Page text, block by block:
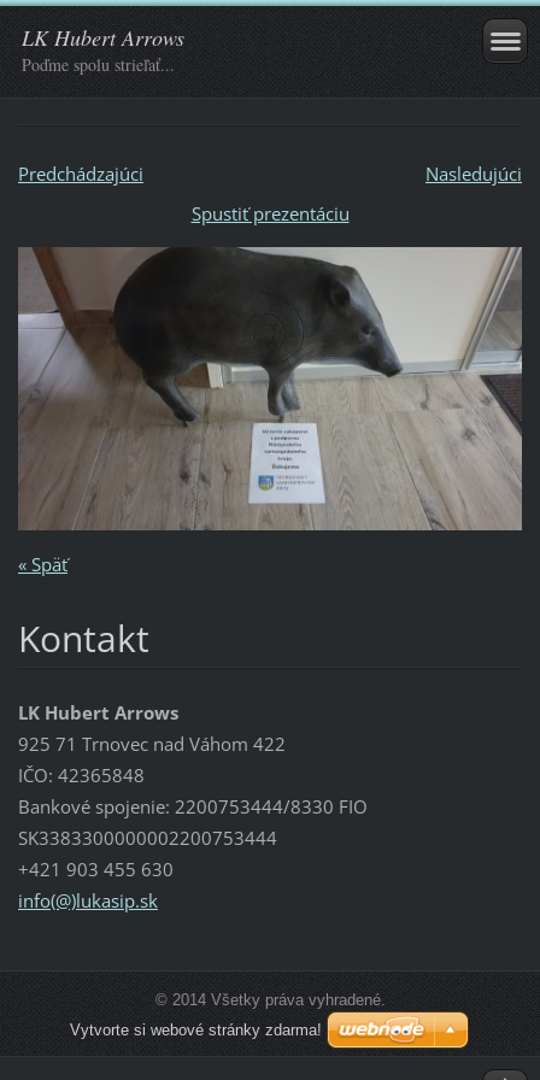
LK Hubert Arrows
Poďme spolu strieľať...
Predchádzajúci
Nasledujúci
Spustiť prezentáciu
« Späť
Kontakt
LK Hubert Arrows
925 71 Trnovec nad Váhom 422
IČO: 42365848
Bankové spojenie: 2200753444/8330 FIO
SK3383300000002200753444
+421 903 455 630
info(@)lukasip.sk
© 2014 Všetky práva vyhradené.
Vytvorte si webové stránky zdarma!